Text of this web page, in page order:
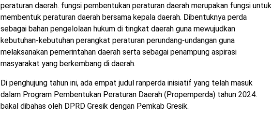
peraturan daerah. fungsi pembentukan peraturan daerah merupakan fungsi untuk
membentuk peraturan daerah bersama kepala daerah. Dibentuknya perda
sebagai bahan pengelolaan hukum di tingkat daerah guna mewujudkan
kebutuhan-kebutuhan perangkat peraturan perundang-undangan guna
melaksanakan pemerintahan daerah serta sebagai penampung aspirasi
masyarakat yang berkembang di daerah.
Di penghujung tahun ini, ada empat judul ranperda inisiatif yang telah masuk
dalam Program Pembentukan Peraturan Daerah (Propemperda) tahun 2024.
bakal dibahas oleh DPRD Gresik dengan Pemkab Gresik.